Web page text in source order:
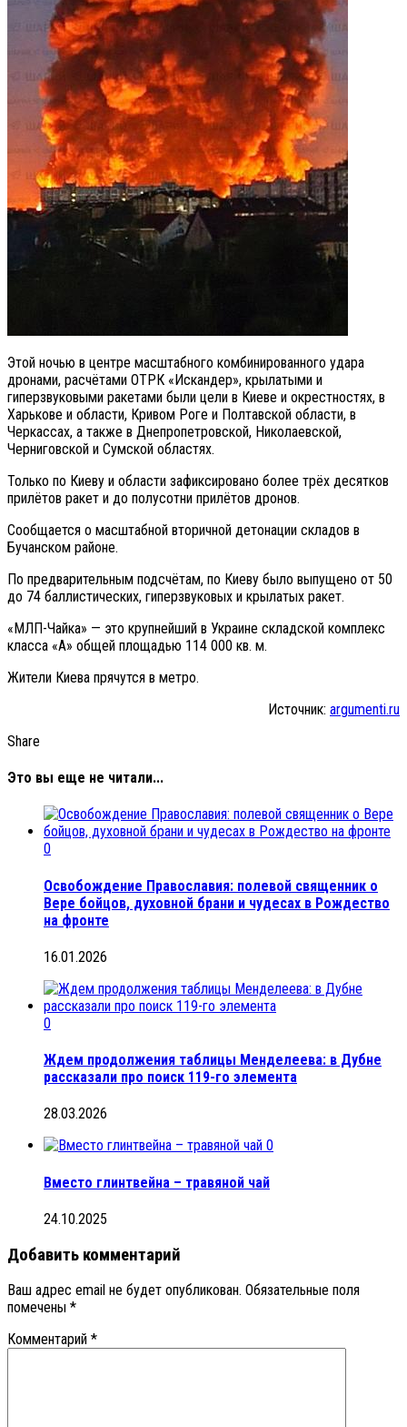
Этой ночью в центре масштабного комбинированного удара
дронами, расчётами ОТРК «Искандер», крылатыми и
гиперзвуковыми ракетами были цели в Киеве и окрестностях, в
Харькове и области, Кривом Роге и Полтавской области, в
Черкассах, а также в Днепропетровской, Николаевской,
Черниговской и Сумской областях.
Только по Киеву и области зафиксировано более трёх десятков
прилётов ракет и до полусотни прилётов дронов.
Сообщается о масштабной вторичной детонации складов в
Бучанском районе.
По предварительным подсчётам, по Киеву было выпущено от 50
до 74 баллистических, гиперзвуковых и крылатых ракет.
«МЛП-Чайка» — это крупнейший в Украине складской комплекс
класса «А» общей площадью 114 000 кв. м.
Жители Киева прячутся в метро.
Источник: argumenti.ru
Share
Это вы еще не читали...
0
Освобождение Православия: полевой священник о
Вере бойцов, духовной брани и чудесах в Рождество
на фронте
16.01.2026
0
Ждем продолжения таблицы Менделеева: в Дубне
рассказали про поиск 119-го элемента
28.03.2026
0
Вместо глинтвейна – травяной чай
24.10.2025
Добавить комментарий
Ваш адрес email не будет опубликован. Обязательные поля
помечены *
Комментарий *